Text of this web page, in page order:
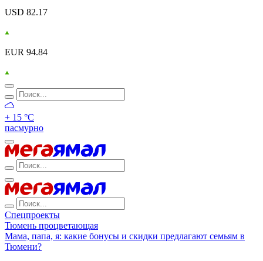
USD 82.17
EUR 94.84
+ 15 °С
пасмурно
Спецпроекты
Тюмень процветающая
Мама, папа, я: какие бонусы и скидки предлагают семьям в
Тюмени?